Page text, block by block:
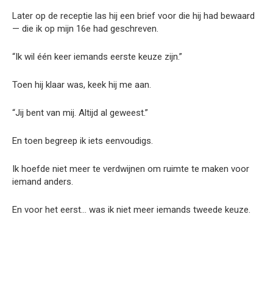
Later op de receptie las hij een brief voor die hij had bewaard
— die ik op mijn 16e had geschreven.
“Ik wil één keer iemands eerste keuze zijn.”
Toen hij klaar was, keek hij me aan.
“Jij bent van mij. Altijd al geweest.”
En toen begreep ik iets eenvoudigs.
Ik hoefde niet meer te verdwijnen om ruimte te maken voor
iemand anders.
En voor het eerst… was ik niet meer iemands tweede keuze.